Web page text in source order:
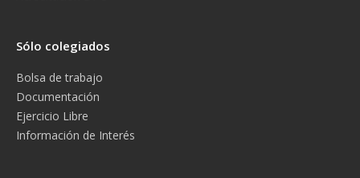
Sólo colegiados
Bolsa de trabajo
Documentación
Ejercicio Libre
Información de Interés